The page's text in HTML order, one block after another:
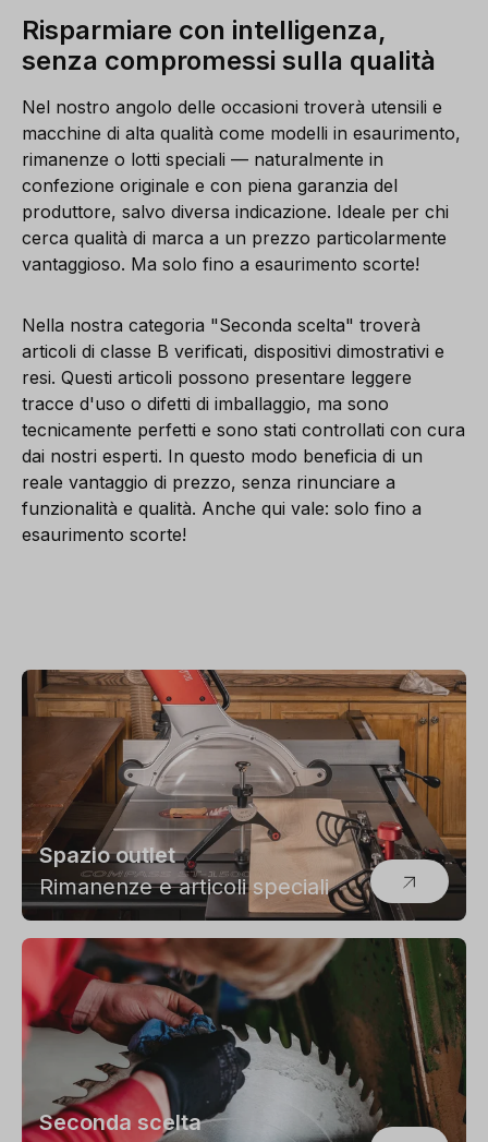
Risparmiare con intelligenza,
senza compromessi sulla qualità
Nel nostro angolo delle occasioni troverà utensili e
macchine di alta qualità come modelli in esaurimento,
rimanenze o lotti speciali — naturalmente in
confezione originale e con piena garanzia del
produttore, salvo diversa indicazione. Ideale per chi
cerca qualità di marca a un prezzo particolarmente
vantaggioso. Ma solo fino a esaurimento scorte!
Nella nostra categoria "Seconda scelta" troverà
articoli di classe B verificati, dispositivi dimostrativi e
resi. Questi articoli possono presentare leggere
tracce d'uso o difetti di imballaggio, ma sono
tecnicamente perfetti e sono stati controllati con cura
dai nostri esperti. In questo modo beneficia di un
reale vantaggio di prezzo, senza rinunciare a
funzionalità e qualità. Anche qui vale: solo fino a
esaurimento scorte!
Spazio outlet
Rimanenze e articoli speciali
Seconda scelta